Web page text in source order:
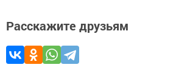
Расскажите друзьям